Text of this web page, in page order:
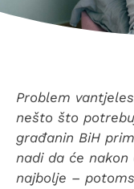
Problem
nešto što
građanin BiH
nadi da će
najbolje –